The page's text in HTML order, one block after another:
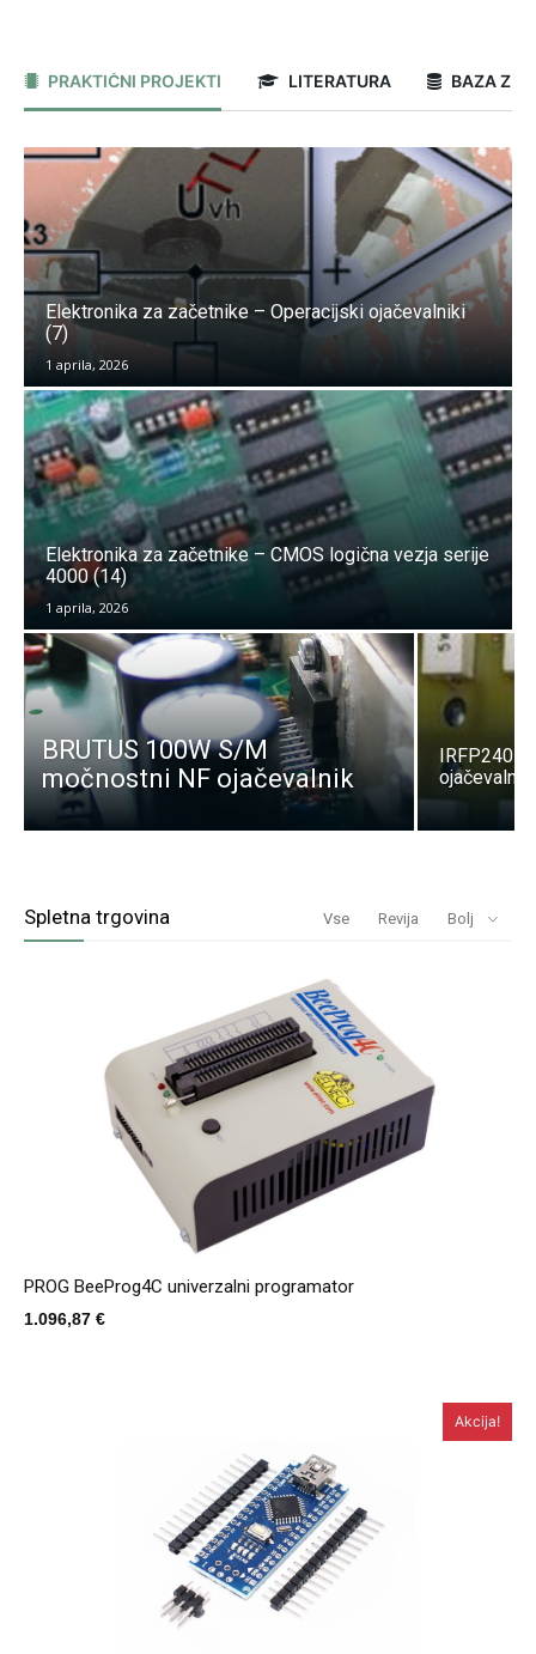
PRAKTIČNI PROJEKTI LITERATURA BAZA
Elektronika za začetnike – Operacijski ojačevalniki
(7)
1 aprila, 2026
Elektronika za začetnike – CMOS logična vezja serije
4000 (14)
1 aprila, 2026
BRUTUS 100W S/M
močnostni NF ojačevalnik
IRFP240
ojačevalnik
Spletna trgovina Vse Revija Bolj
PROG BeeProg4C univerzalni programator
1.096,87 €
Akcija!